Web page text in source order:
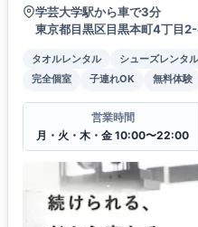
学芸大学駅から車で3分
東京都目黒区目黒本町4丁目
タオルレンタル シューズレンタル
完全個室
子連れOK 無料体験
営業時間
月・火・木・金 10:00〜22:00